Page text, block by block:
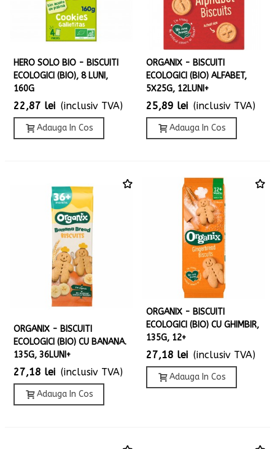
HERO SOLO BIO - BISCUITI
ECOLOGICI (BIO), 8 LUNI,
160G
22,87 lei (inclusiv TVA)
Adauga In Cos
ORGANIX - BISCUITI
ECOLOGICI (BIO) ALFABET,
5X25G, 12LUNI+
25,89 lei (inclusiv TVA)
Adauga In Cos
ORGANIX - BISCUITI
ECOLOGICI (BIO) CU BANANA.
135G, 36LUNI+
27,18 lei (inclusiv TVA)
Adauga In Cos
ORGANIX - BISCUITI
ECOLOGICI (BIO) CU GHIMBIR,
135G, 12+
27,18 lei (inclusiv TVA)
Adauga In Cos